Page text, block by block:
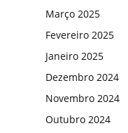
Março 2025
Fevereiro 2025
Janeiro 2025
Dezembro 2024
Novembro 2024
Outubro 2024